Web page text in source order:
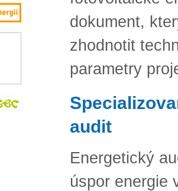
dokument,
zhodnotit
parametry
audit
Energetický
úspor energie